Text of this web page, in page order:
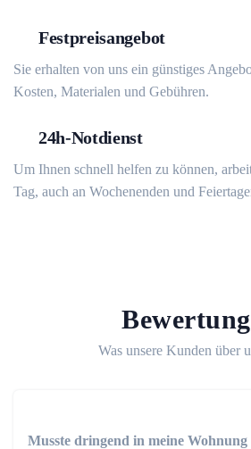
Festpreisangebot
Sie erhalten von uns ein günstiges
Kosten, Materialen und Gebühren.
24h-Notdienst
Um Ihnen schnell helfen zu können,
Tag, auch an Wochenenden und
Was unsere Kunden über
Musste dringend in meine Wohnung